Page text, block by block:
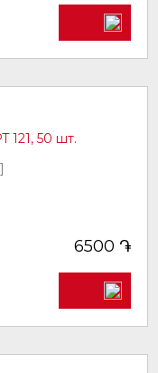
121, 50 шт.
6500 ֏